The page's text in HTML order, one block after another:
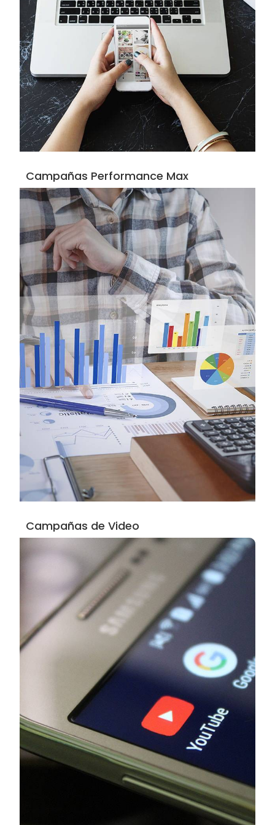
Campañas Performance Max
Campañas de Video